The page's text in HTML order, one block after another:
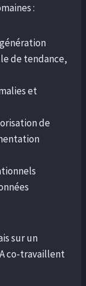
:
de tendance,
et
de
sur un
co-travaillent